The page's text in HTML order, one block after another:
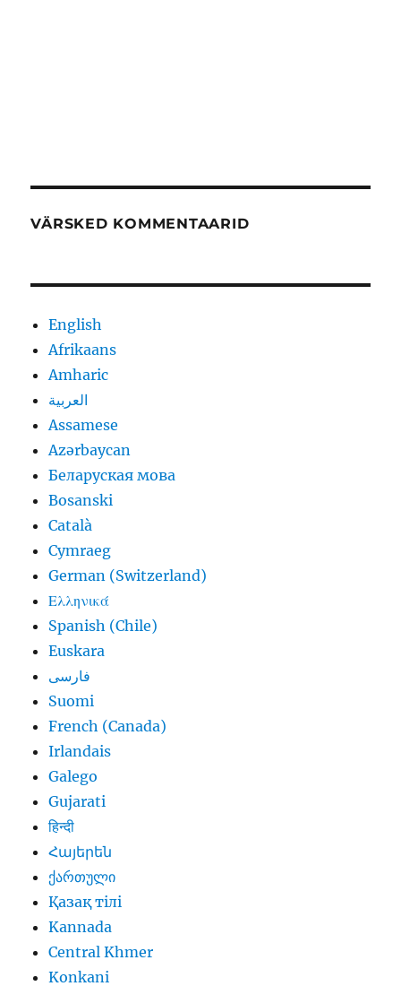
VÄRSKED KOMMENTAARID
English
Afrikaans
Amharic
العربية
Assamese
Azərbaycan
Беларуская мова
Bosanski
Català
Cymraeg
German (Switzerland)
Ελληνικά
Spanish (Chile)
Euskara
فارسی
Suomi
French (Canada)
Irlandais
Galego
Gujarati
हिन्दी
Հայերեն
ქართული
Қазақ тілі
Kannada
Central Khmer
Konkani